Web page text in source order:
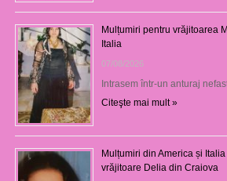
Mulțumiri pentru vrăjitoarea
Italia
07/08/2026
Intrasem într-un anturaj
Citeşte mai mult »
Mulțumiri din America și
vrăjitoare Delia din Craiova